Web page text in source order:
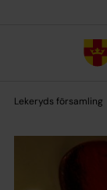
Lekeryds församling